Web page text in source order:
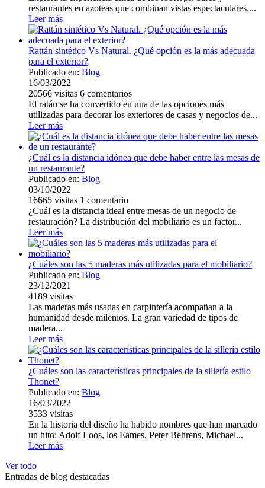
restaurantes en azoteas que combinan vistas espectaculares,...
Leer más
Rattán sintético Vs Natural. ¿Qué opción es la más adecuada
para el exterior?
Publicado en: Blog
16/03/2022
20566 visitas 6 comentarios
El ratán se ha convertido en una de las opciones más
utilizadas para decorar los exteriores de casas y negocios de...
Leer más
¿Cuál es la distancia idónea que debe haber entre las mesas de
un restaurante?
Publicado en: Blog
03/10/2022
16665 visitas 1 comentario
¿Cuál es la distancia ideal entre mesas de un negocio de
restauración? La distribución del mobiliario es un factor...
Leer más
¿Cuáles son las 5 maderas más utilizadas para el mobiliario?
Publicado en: Blog
23/12/2021
4189 visitas
Las maderas más usadas en carpintería acompañan a la
humanidad desde milenios. La gran variedad de tipos de
madera...
Leer más
¿Cuáles son las características principales de la sillería estilo
Thonet?
Publicado en: Blog
16/03/2022
3533 visitas
En la historia del diseño ha habido nombres que han marcado
un hito: Adolf Loos, los Eames, Peter Behrens, Michael...
Leer más
Ver todo
Entradas de blog destacadas